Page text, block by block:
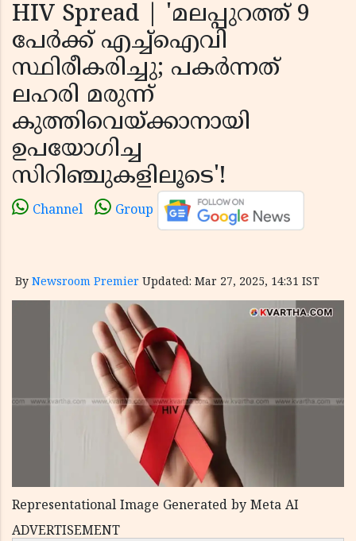
HIV Spread | 'മലപ്പുറത്ത് 9
പേർക്ക് എച്ച്ഐവി
സ്ഥിരീകരിച്ചു; പകർന്നത്
ലഹരി മരുന്ന്
കുത്തിവെയ്ക്കാനായി
ഉപയോഗിച്ച
സിറിഞ്ചുകളിലൂടെ'!
Channel Group
By Newsroom Premier Updated: Mar 27, 2025, 14:31 IST
Representational Image Generated by Meta AI
ADVERTISEMENT